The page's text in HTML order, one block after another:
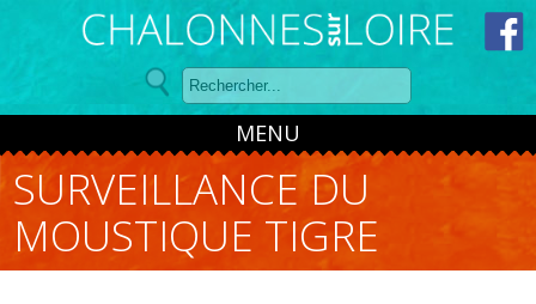
Panneau de gestion des cookies
MENU
SURVEILLANCE DU
MOUSTIQUE TIGRE